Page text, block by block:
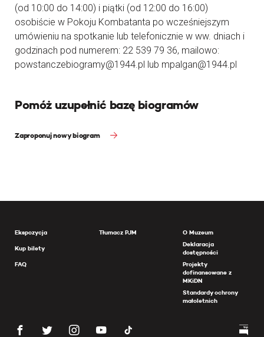
(od 10:00 do 14:00) i piątki (od 12:00 do 16:00)
osobiście w Pokoju Kombatanta po wcześniejszym
umówieniu na spotkanie lub telefonicznie w ww. dniach i
godzinach pod numerem: 22 539 79 36, mailowo:
powstanczebiogramy@1944.pl lub mpalgan@1944.pl
Pomóż uzupełnić bazę biogramów
Zaproponuj nowy biogram
Ekspozycja
Kup bilety
FAQ
Tłumacz PJM
O Muzeum
Deklaracja
dostępności
Projekty
dofinansowane z
MKiDN
Standardy ochrony
małoletnich